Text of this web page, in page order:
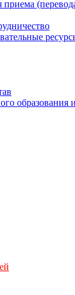
приема
образования